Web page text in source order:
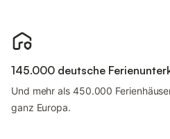
145.000 deutsche
Und mehr als 450.000
ganz Europa.